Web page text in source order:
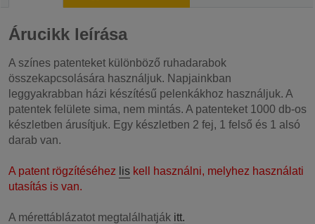
Árucikk leírása
A színes patenteket különböző ruhadarabok
összekapcsolására használjuk. Napjainkban
leggyakrabban házi készítésű pelenkákhoz használjuk. A
patentek felülete sima, nem mintás. A patenteket 1000 db-os
készletben árusítjuk. Egy készletben 2 fej, 1 felső és 1 alsó
darab van.
A patent rögzítéséhez lis kell használni, melyhez használati
utasítás is van.
A mérettáblázatot megtalálhatják itt.